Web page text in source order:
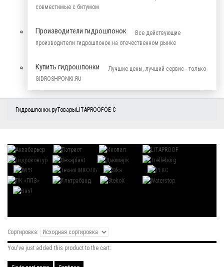
совместимые с битумом
Производители гидрошпонок
Все действующие
производители гидрошпонок на отечественном рынке
Купить гидрошпонки
Лучшие цены, лучший сервис - только
GIDROSHPONKI.RU
Гидрошпонки.руТовары LITAPROOFOE-C
Сортировка:
You've just added this product to the cart: